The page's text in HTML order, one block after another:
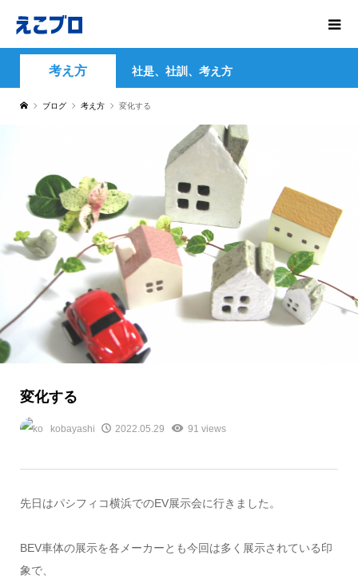
考え方 社是、社訓、考え方
ブログ 考え方 変化する
変化する
kobayashi 2022.05.29 91 views
先日はパシフィコ横浜でのEV展示会に行きました。
BEV車体の展示を各メーカーとも今回は多く展示されている印
象で、